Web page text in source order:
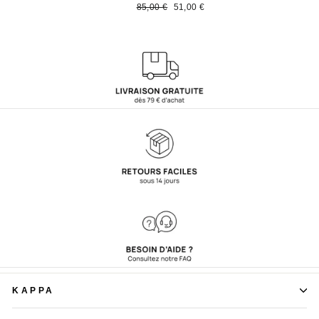
Prix
85,00 €
Prix
51,00 €
KAPPA